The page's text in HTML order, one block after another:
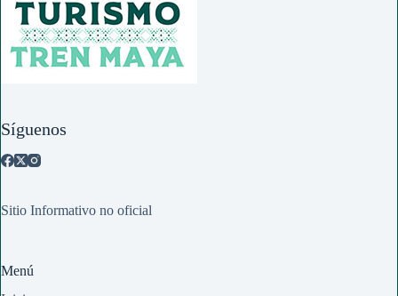
Síguenos
Sitio Informativo no oficial
Menú